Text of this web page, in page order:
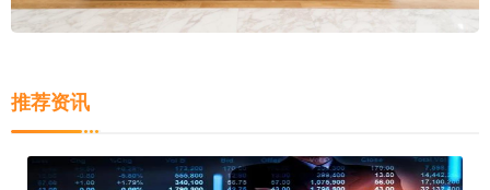
推荐资讯